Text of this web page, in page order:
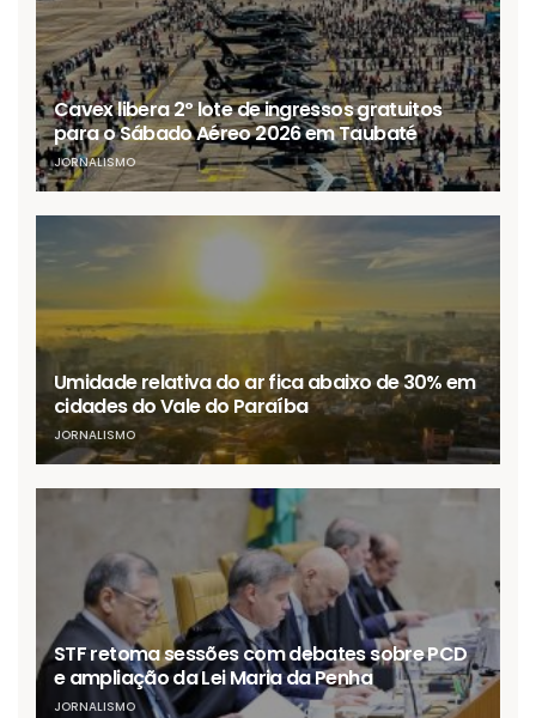
Cavex libera 2º lote de ingressos gratuitos
para o Sábado Aéreo 2026 em Taubaté
JORNALISMO
Umidade relativa do ar fica abaixo de 30% em
cidades do Vale do Paraíba
JORNALISMO
STF retoma sessões com debates sobre PCD
e ampliação da Lei Maria da Penha
JORNALISMO